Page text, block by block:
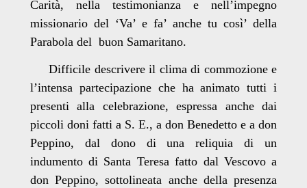
Carità, nella testimonianza e nell’impegno
missionario del ‘Va’ e fa’ anche tu così’ della
Parabola del buon Samaritano.
Difficile descrivere il clima di commozione e
l’intensa partecipazione che ha animato tutti i
presenti alla celebrazione, espressa anche dai
piccoli doni fatti a S. E., a don Benedetto e a don
Peppino, dal dono di una reliquia di un
indumento di Santa Teresa fatto dal Vescovo a
don Peppino, sottolineata anche della presenza